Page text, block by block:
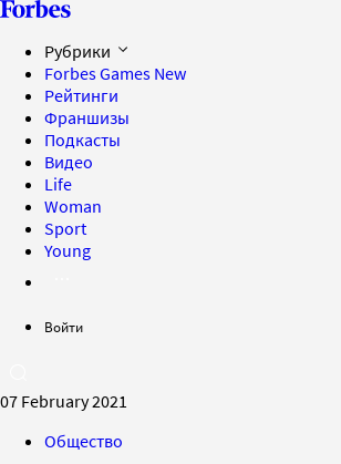
Рубрики
Forbes Games New
Рейтинги
Франшизы
Подкасты
Видео
Life
Woman
Sport
Young
Войти
07 February 2021
Общество